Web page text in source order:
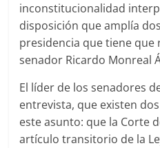
inconstitucionalidad
disposición que amplía
presidencia que tiene que
senador Ricardo Monreal
El líder de los senadores
entrevista, que existen
este asunto: que la Corte
artículo transitorio de la